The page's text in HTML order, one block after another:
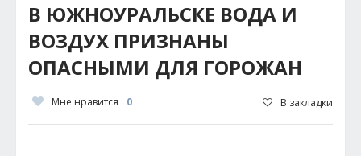
В ЮЖНОУРАЛЬСКЕ ВОДА И
ВОЗДУХ ПРИЗНАНЫ
ОПАСНЫМИ ДЛЯ ГОРОЖАН
Мне нравится 0 В закладки